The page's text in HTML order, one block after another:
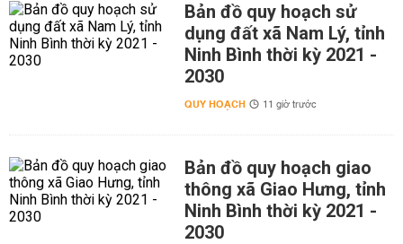
Bản đồ quy hoạch sử
dụng đất xã Nam Lý, tỉnh
Ninh Bình thời kỳ 2021 -
2030
QUY HOẠCH 11 giờ trước
Bản đồ quy hoạch giao
thông xã Giao Hưng, tỉnh
Ninh Bình thời kỳ 2021 -
2030